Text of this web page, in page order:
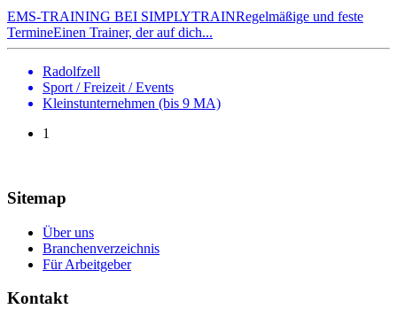
EMS-TRAINING BEI SIMPLYTRAINRegelmäßige und feste
TermineEinen Trainer, der auf dich...
Radolfzell
Sport / Freizeit / Events
Kleinstunternehmen (bis 9 MA)
1
Sitemap
Über uns
Branchenverzeichnis
Für Arbeitgeber
Kontakt